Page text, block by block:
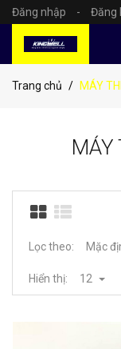
Đăng nhập - Đăng
Trang chủ MÁY
MÁY
Lọc theo: Mặc
Hiển thị: 12